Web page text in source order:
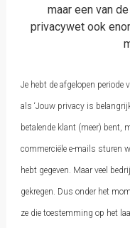
maar een van
privacywet ook
Je hebt de afgelopen periode
als ‘Jouw privacy is
betalende klant (meer) bent,
commerciële e-mails sturen
hebt gegeven. Maar veel
gekregen. Dus onder het
ze die toestemming op het